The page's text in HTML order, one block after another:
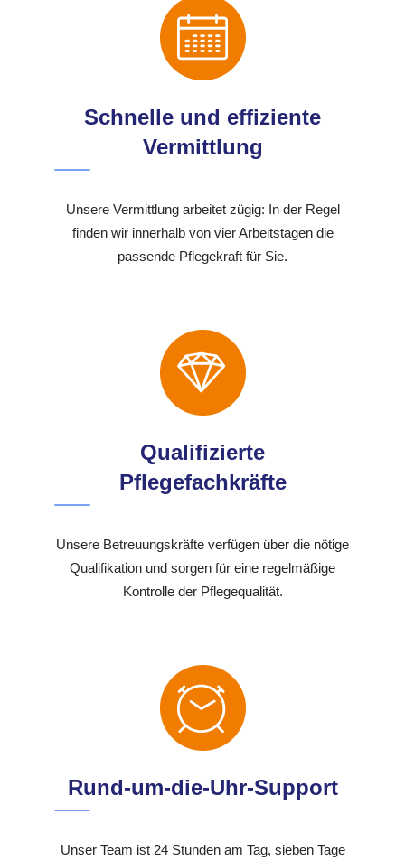
Schnelle und effiziente
Vermittlung
Unsere Vermittlung arbeitet zügig: In der Regel
finden wir innerhalb von vier Arbeitstagen die
passende Pflegekraft für Sie.
Qualifizierte
Pflegefachkräfte
Unsere Betreuungskräfte verfügen über die nötige
Qualifikation und sorgen für eine regelmäßige
Kontrolle der Pflegequalität.
Rund-um-die-Uhr-Support
Unser Team ist 24 Stunden am Tag, sieben Tage